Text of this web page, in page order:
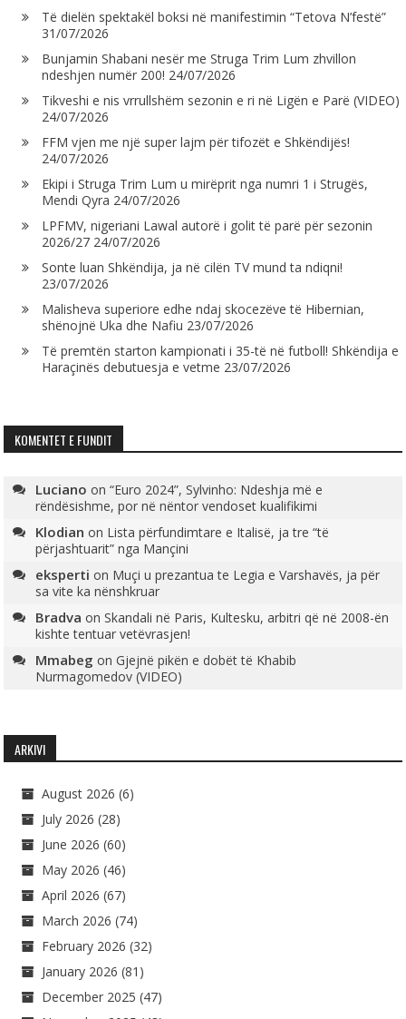
Të dielën spektakël boksi në manifestimin “Tetova N’festë”
31/07/2026
Bunjamin Shabani nesër me Struga Trim Lum zhvillon
ndeshjen numër 200! 24/07/2026
Tikveshi e nis vrrullshëm sezonin e ri në Ligën e Parë (VIDEO)
24/07/2026
FFM vjen me një super lajm për tifozët e Shkëndijës!
24/07/2026
Ekipi i Struga Trim Lum u mirëprit nga numri 1 i Strugës,
Mendi Qyra 24/07/2026
LPFMV, nigeriani Lawal autorë i golit të parë për sezonin
2026/27 24/07/2026
Sonte luan Shkëndija, ja në cilën TV mund ta ndiqni!
23/07/2026
Malisheva superiore edhe ndaj skocezëve të Hibernian,
shënojnë Uka dhe Nafiu 23/07/2026
Të premtën starton kampionati i 35-të në futboll! Shkëndija e
Haraçinës debutuesja e vetme 23/07/2026
KOMENTET E FUNDIT
Luciano on“Euro 2024”, Sylvinho: Ndeshja më e
rëndësishme, por në nëntor vendoset kualifikimi
Klodian on Lista përfundimtare e Italisë, ja tre “të
përjashtuarit” nga Mançini
eksperti on Muçi u prezantua te Legia e Varshavës, ja për
sa vite ka nënshkruar
Bradva onSkandali në Paris, Kultesku, arbitri që në 2008-ën
kishte tentuar vetëvrasjen!
Mmabeg onGjejnë pikën e dobët të Khabib
Nurmagomedov (VIDEO)
ARKIVI
August 2026 (6)
July 2026 (28)
June 2026 (60)
May 2026 (46)
April 2026 (67)
March 2026 (74)
February 2026 (32)
January 2026 (81)
December 2025 (47)